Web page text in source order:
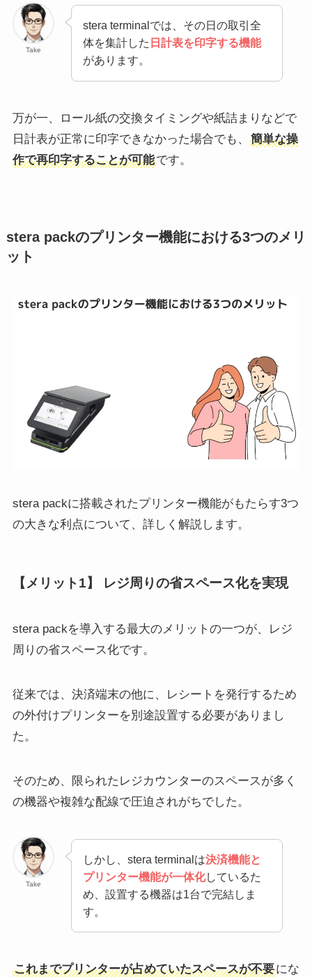
Take
stera terminalでは、その日の取引全
体を集計した 日計表を印字する機能
があります。
万が一、ロール紙の交換タイミングや紙詰まりなどで
日計表が正常に印字できなかった場合でも、
簡単な操
作で再印字することが可能です。
stera packのプリンター機能における3つのメリ
ット
stera packに搭載されたプリンター機能がもたらす3つ
の大きな利点について、詳しく解説します。
【メリット1】 レジ周りの省スペース化を実現
stera packを導入する最大のメリットの一つが、レジ
周りの省スペース化です。
従来では、決済端末の他に、レシートを発行するため
の外付けプリンターを別途設置する必要がありまし
た。
そのため、限られたレジカウンターのスペースが多く
の機器や複雑な配線で圧迫されがちでした。
Take
しかし、stera terminalは決済機能と
プリンター機能が一体化しているた
め、設置する機器は1台で完結しま
す。
これまでプリンターが占めていたスペースが不要にな